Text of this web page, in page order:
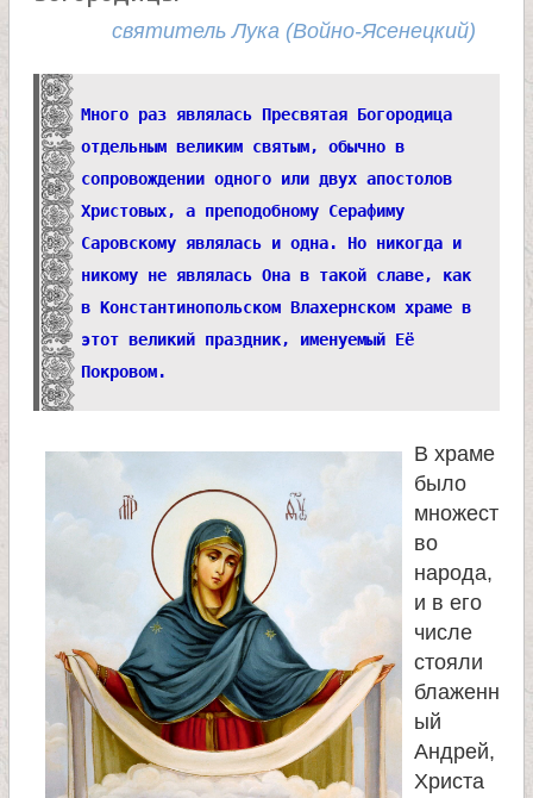
м
у
ю
святитель Лука (Войно-Ясенецкий)
Много раз являлась Пресвятая Богородица
отдельным великим святым, обычно в
сопровождении одного или двух апостолов
Христовых, а преподобному Серафиму
Саровскому являлась и одна. Но никогда и
никому не являлась Она в такой славе, как
в Константинопольском Влахернском храме в
этот великий праздник, именуемый Её
Покровом.
В храме
было
множест
во
народа,
и в его
числе
стояли
блаженн
ый
Андрей,
Христа